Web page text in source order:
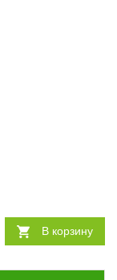
В корзину